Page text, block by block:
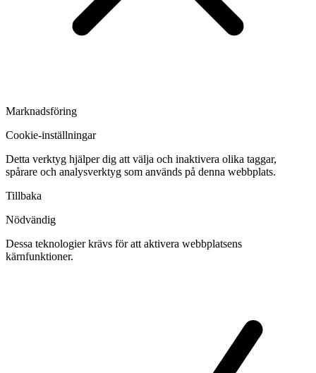
Marknadsföring
Cookie-inställningar
Detta verktyg hjälper dig att välja och inaktivera olika taggar,
spårare och analysverktyg som används på denna webbplats.
Tillbaka
Nödvändig
Dessa teknologier krävs för att aktivera webbplatsens
kärnfunktioner.